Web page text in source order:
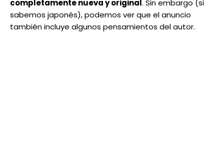
completamente nueva y original . Sin embargo (si
sabemos japonés), podemos ver que el anuncio
también incluye algunos pensamientos del autor.